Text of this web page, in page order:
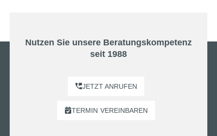
Nutzen Sie unsere Beratungskompetenz
seit 1988
JETZT ANRUFEN
TERMIN VEREINBAREN